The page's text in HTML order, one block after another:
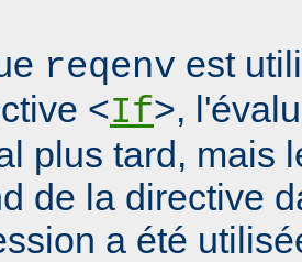
reqenv est
<If>,
plus tard, mais
de la directive
a été